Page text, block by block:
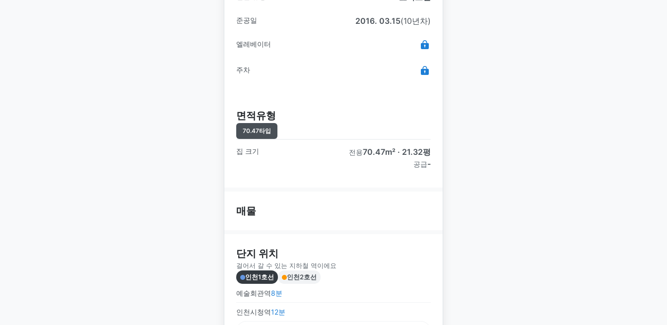
준공일 2016. 03.15(10년차)
엘레베이터
주차
면적유형
70.47타입
집 크기 전용70.47m² · 21.32평
공급-
매물
단지 위치
걸어서 갈 수 있는 지하철 역이에요
인천1호선
인천2호선
예술회관역8분
인천시청역12분